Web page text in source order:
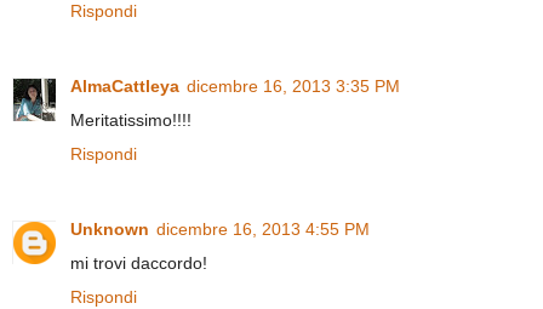
Rispondi
AlmaCattleya dicembre 16, 2013 3:35 PM
Meritatissimo!!!!
Rispondi
Unknown dicembre 16, 2013 4:55 PM
mi trovi daccordo!
Rispondi